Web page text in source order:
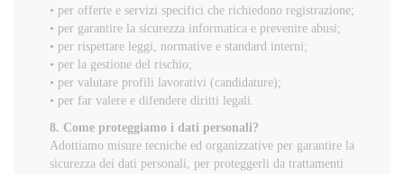
• per offerte e servizi specifici che richiedono registrazione;
• per garantire la sicurezza informatica e prevenire abusi;
• per rispettare leggi, normative e standard interni;
• per la gestione del rischio;
• per valutare profili lavorativi (candidature);
• per far valere e difendere diritti legali.
8. Come proteggiamo i dati personali?
Adottiamo misure tecniche ed organizzative per garantire la
sicurezza dei dati personali, per proteggerli da trattamenti